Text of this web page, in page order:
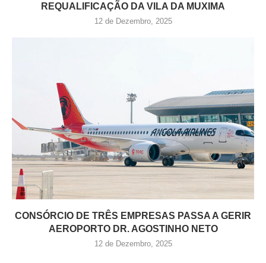
REQUALIFICAÇÃO DA VILA DA MUXIMA
12 de Dezembro, 2025
CONSÓRCIO DE TRÊS EMPRESAS PASSA A GERIR
AEROPORTO DR. AGOSTINHO NETO
12 de Dezembro, 2025